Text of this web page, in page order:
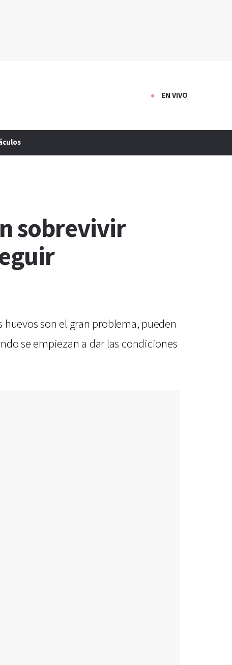
EN VIVO
sobrevivir
son el gran problema, pueden
se empiezan a dar las condiciones